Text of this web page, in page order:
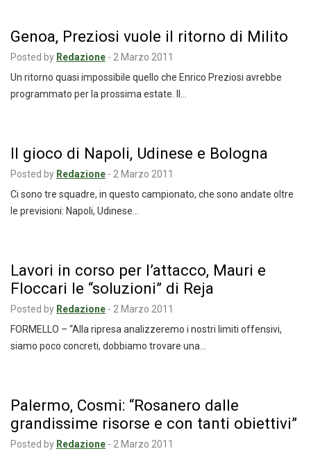
Genoa, Preziosi vuole il ritorno di Milito
Posted by Redazione - 2 Marzo 2011
Un ritorno quasi impossibile quello che Enrico Preziosi avrebbe
programmato per la prossima estate. Il…
Il gioco di Napoli, Udinese e Bologna
Posted by Redazione - 2 Marzo 2011
Ci sono tre squadre, in questo campionato, che sono andate oltre
le previsioni: Napoli, Udinese…
Lavori in corso per l’attacco, Mauri e
Floccari le “soluzioni” di Reja
Posted by Redazione - 2 Marzo 2011
FORMELLO – “Alla ripresa analizzeremo i nostri limiti offensivi,
siamo poco concreti, dobbiamo trovare una…
Palermo, Cosmi: “Rosanero dalle
grandissime risorse e con tanti obiettivi”
Posted by Redazione - 2 Marzo 2011